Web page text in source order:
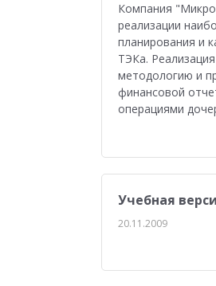
Компания
реализации
планирования и
ТЭКа.
методологию и
финансовой
операциями
Учебная
20.11.2009